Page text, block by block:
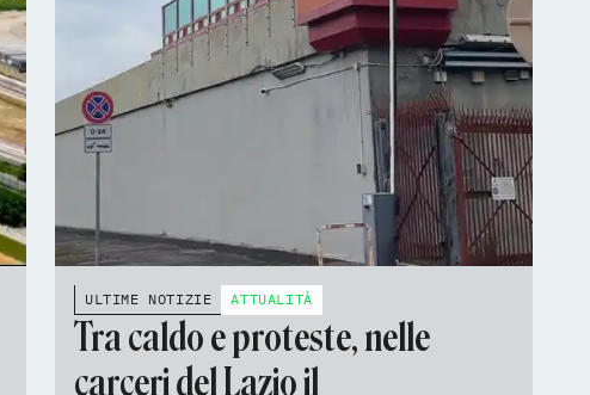
ULTIME NOTIZIE ATTUALITÀ
Tra caldo e proteste, nelle
carceri del Lazio il